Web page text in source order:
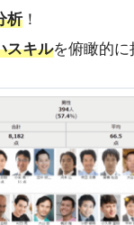
析！
スキルを俯瞰的に